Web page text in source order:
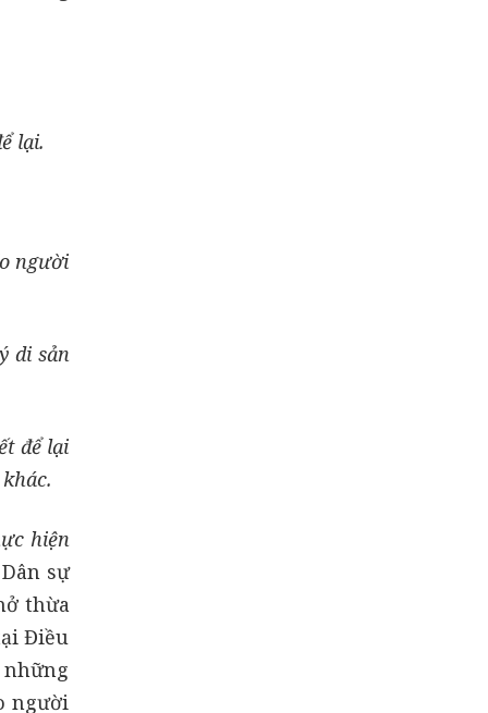
lại.
người
di sản
để lại
hiện
sự
thừa
Điều
người